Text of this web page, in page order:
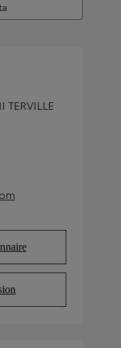
tab)
tab)